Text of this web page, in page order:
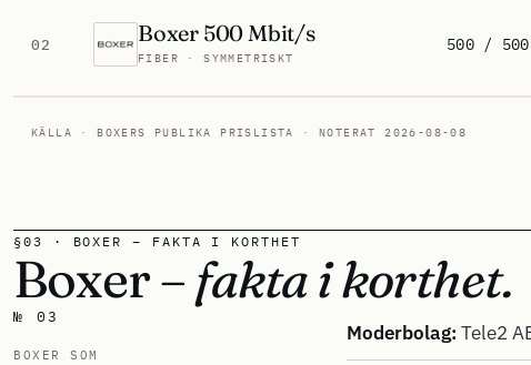
02 Boxer 500 Mbit/s
FIBER · SYMMETRISKT
500 / 500
KÄLLA · BOXERS PUBLIKA PRISLISTA · NOTERAT 2026-08-08
§03 · BOXER – FAKTA I KORTHET
Boxer –fakta i korthet.
№ 03
BOXER SOM
Moderbolag: Tele2